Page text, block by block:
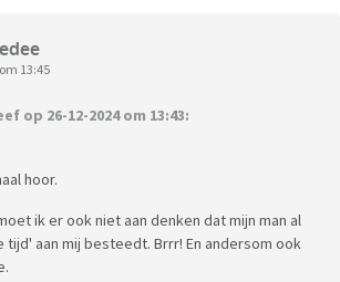
13:45
op 26-12-2024 om 13:43:
hoor.
ik er ook niet aan denken dat mijn man al
tijd' aan mij besteedt. Brrr! En andersom ook